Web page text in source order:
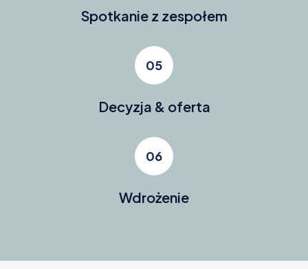
Spotkanie z zespołem
05
Decyzja & oferta
06
Wdrożenie